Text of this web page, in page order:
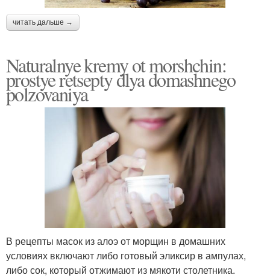
читать дальше →
Naturalnye kremy ot morshchin:
prostye retsepty dlya domashnego
polzovaniya
В рецепты масок из алоэ от морщин в домашних
условиях включают либо готовый эликсир в ампулах,
либо сок, который отжимают из мякоти столетника.